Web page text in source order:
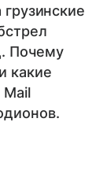
Почему
какие
Mail